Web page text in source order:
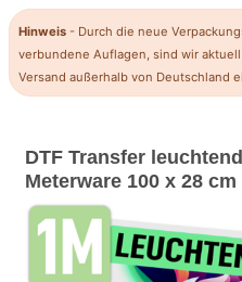
Hinweis - Durch die neue
verbundene Auflagen, sind wir
Versand außerhalb von Deutschland
DTF Transfer
Meterware 100 x 28 cm